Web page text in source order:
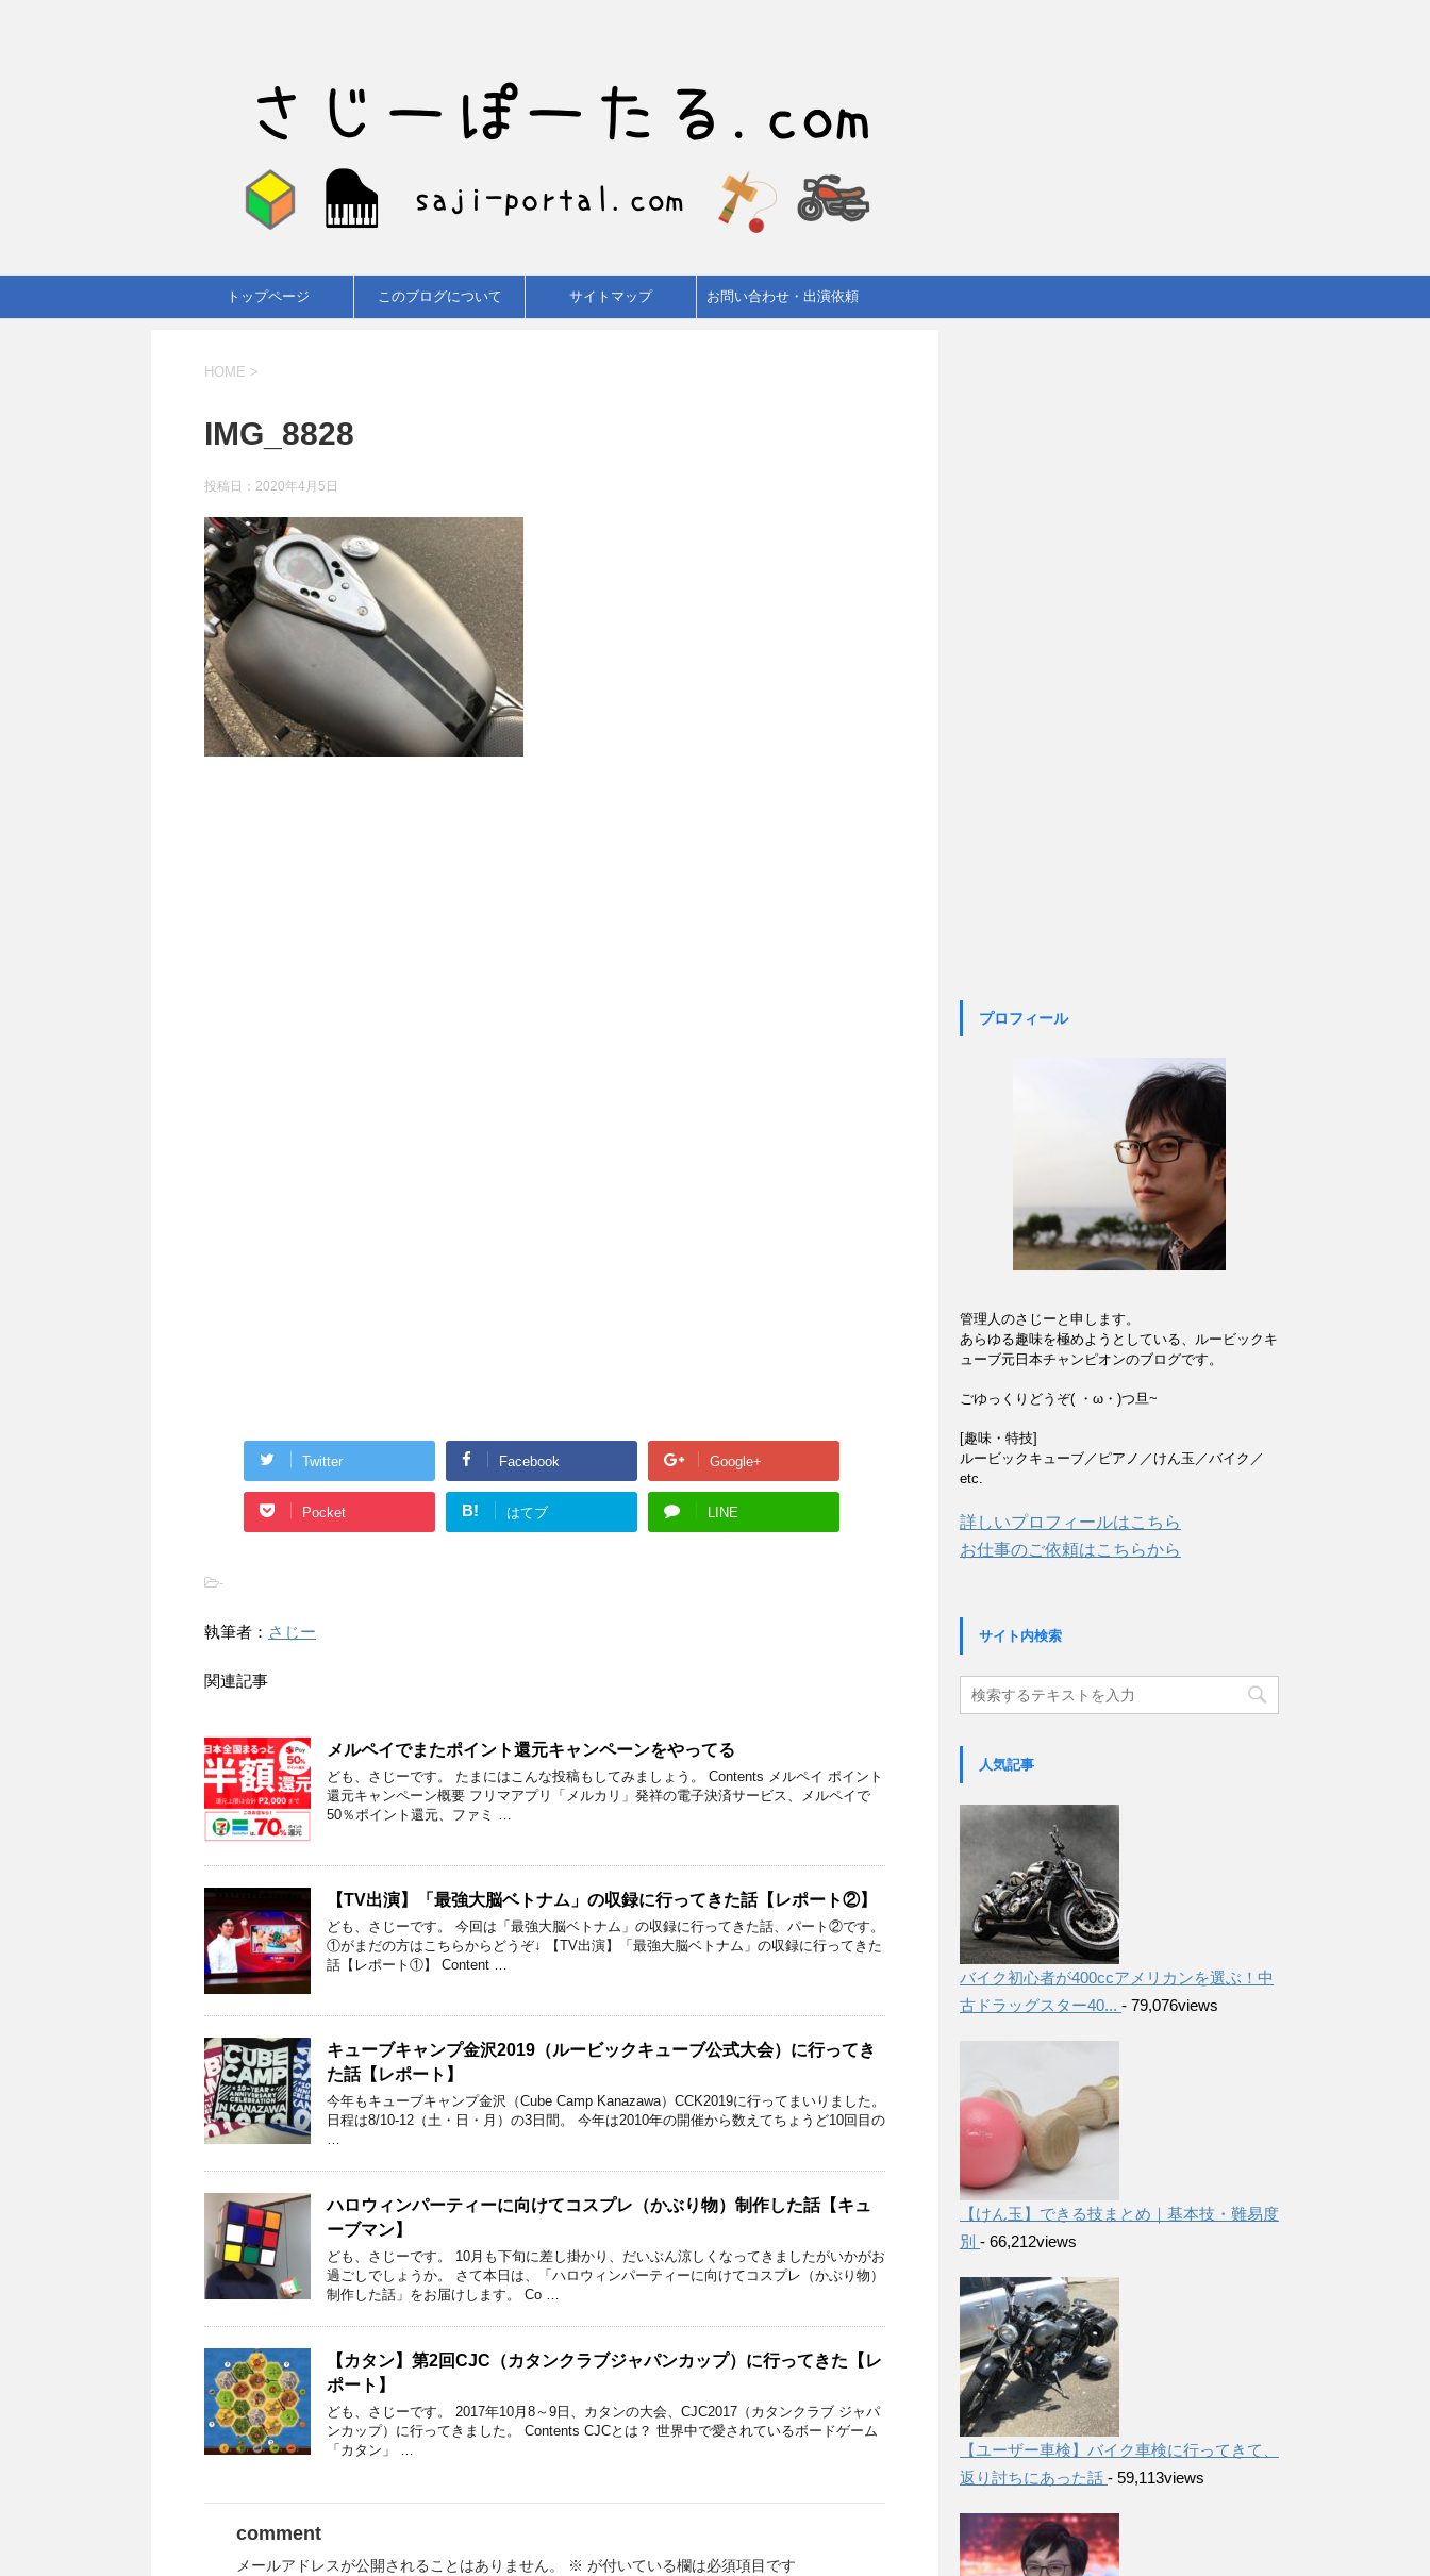
トップページ このブログについて サイトマップ お問い合わせ・出演依頼
HOME >
IMG_8828
投稿日： 2020年4月5日
Twitter Facebook Google+
Pocket B! はてブ LINE
-
執筆者： さじー
関連記事
メルペイでまたポイント還元キャンペーンをやってる
ども、さじーです。 たまにはこんな投稿もしてみましょう。 Contents メルペイ ポイント
還元キャンペーン概要 フリマアプリ「メルカリ」発祥の電子決済サービス、メルペイで
50％ポイント還元、ファミ …
【TV出演】「最強大脳ベトナム」の収録に行ってきた話【レポート②】
ども、さじーです。 今回は「最強大脳ベトナム」の収録に行ってきた話、パート②です。
①がまだの方はこちらからどうぞ↓ 【TV出演】「最強大脳ベトナム」の収録に行ってきた
話【レポート①】 Content …
キューブキャンプ金沢2019（ルービックキューブ公式大会）に行ってき
た話【レポート】
今年もキューブキャンプ金沢（Cube Camp Kanazawa）CCK2019に行ってまいりました。
日程は8/10-12（土・日・月）の3日間。 今年は2010年の開催から数えてちょうど10回目の
…
ハロウィンパーティーに向けてコスプレ（かぶり物）制作した話【キュ
ーブマン】
ども、さじーです。 10月も下旬に差し掛かり、だいぶん涼しくなってきましたがいかがお
過ごしでしょうか。 さて本日は、「ハロウィンパーティーに向けてコスプレ（かぶり物）
制作した話」をお届けします。 Co …
【カタン】第2回CJC（カタンクラブジャパンカップ）に行ってきた【レ
ポート】
ども、さじーです。 2017年10月8～9日、カタンの大会、CJC2017（カタンクラブ ジャパ
ンカップ）に行ってきました。 Contents CJCとは？ 世界中で愛されているボードゲーム
「カタン」 …
comment
メールアドレスが公開されることはありません。 ※ が付いている欄は必須項目です
プロフィール
管理人のさじーと申します。
あらゆる趣味を極めようとしている、ルービックキ
ューブ元日本チャンピオンのブログです。
ごゆっくりどうぞ( ・ω・)つ旦~
[趣味・特技]
ルービックキューブ／ピアノ／けん玉／バイク／
etc.
詳しいプロフィールはこちら
お仕事のご依頼はこちらから
サイト内検索
人気記事
バイク初心者が400ccアメリカンを選ぶ！中
古ドラッグスター40... - 79,076views
【けん玉】できる技まとめ｜基本技・難易度
別 - 66,212views
【ユーザー車検】バイク車検に行ってきて、
返り討ちにあった話 - 59,113views